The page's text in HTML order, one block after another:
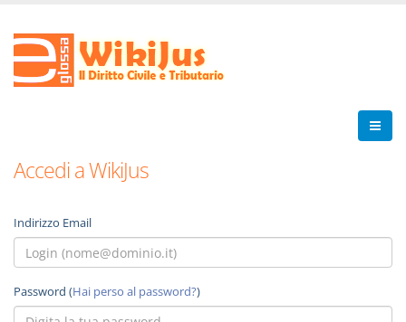
Accedi a WikiJus
Indirizzo Email
Password (Hai perso al password?)